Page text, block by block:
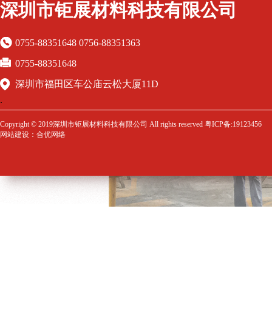
深圳市钜展材料科技有限公司
0755-88351648 0756-88351363
0755-88351648
深圳市福田区车公庙云松大厦11D
Copyright © 2019深圳市钜展材料科技有限公司 All rights reserved 粤ICP备:19123456
网站建设 ： 合优网络